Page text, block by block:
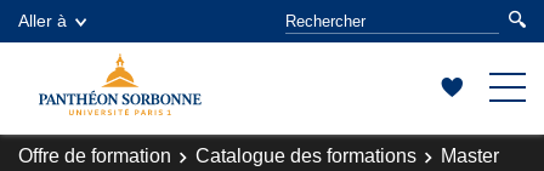
Aller à
Offre de formation Catalogue des formations
Master